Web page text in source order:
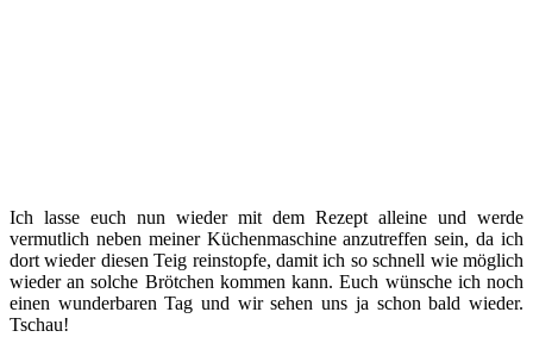
Ich lasse euch nun wieder mit dem Rezept alleine und werde
vermutlich neben meiner Küchenmaschine anzutreffen sein, da ich
dort wieder diesen Teig reinstopfe, damit ich so schnell wie möglich
wieder an solche Brötchen kommen kann. Euch wünsche ich noch
einen wunderbaren Tag und wir sehen uns ja schon bald wieder.
Tschau!